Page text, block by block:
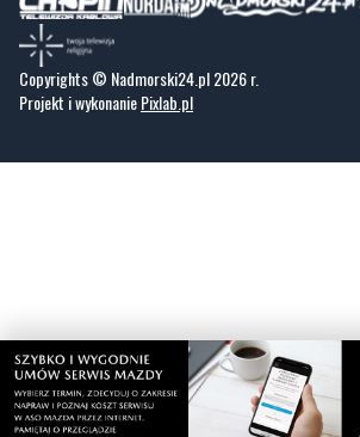
Copyrights © Nadmorski24.pl 2026 r.
Projekt i wykonaniePixlab.pl